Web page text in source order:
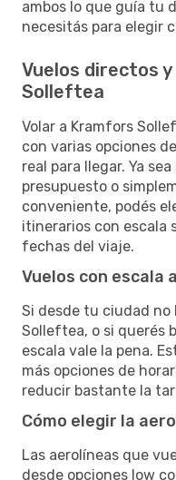
ambos lo que guía tu
necesitás para elegir
Vuelos directos
Solleftea
Volar a Kramfors
con varias opciones
real para llegar. Ya
presupuesto o
conveniente, podés
itinerarios con escala
fechas del viaje.
Vuelos con escala
Si desde tu ciudad
Solleftea, o si querés
escala vale la pena.
más opciones de
reducir bastante la
Cómo elegir la
Las aerolíneas que
desde opciones low